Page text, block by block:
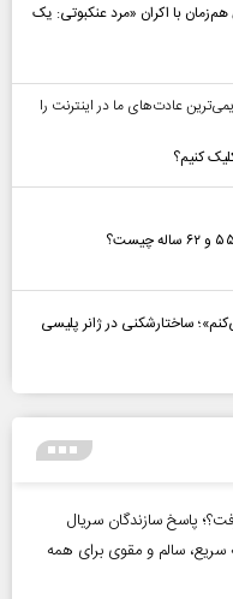
با اکران «مرد عنکبوتی: یک
عادت‌های ما در اینترنت را
کنیم؟
ساختارشکنی در ژانر پلیسی
پاسخ سازندگان سریال
کنم؟ معرفی ۳۰ صبحانه سریع، سالم و مقوی برای همه